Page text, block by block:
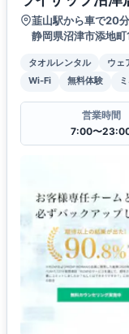
韮山駅から車で20分
静岡県沼津市添地
タオルレンタル ウェ
Wi-Fi
無料体験
営業時間
7:00〜